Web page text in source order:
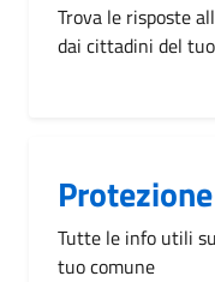
Trova le risposte
dai cittadini del
Tutte le info utili
tuo comune